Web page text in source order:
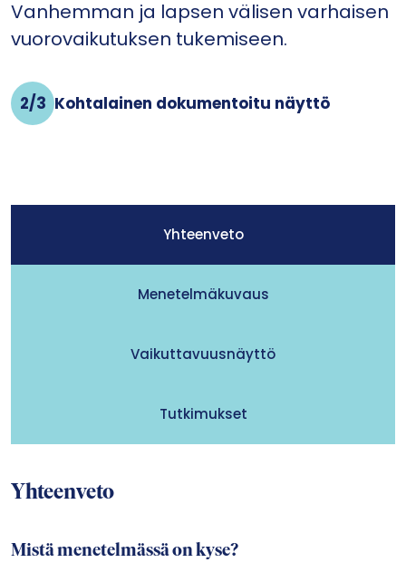
Vanhemman ja lapsen välisen varhaisen
vuorovaikutuksen tukemiseen.
2/3 Kohtalainen dokumentoitu näyttö
Yhteenveto
Menetelmäkuvaus
Vaikuttavuusnäyttö
Tutkimukset
Yhteenveto
Mistä menetelmässä on kyse?